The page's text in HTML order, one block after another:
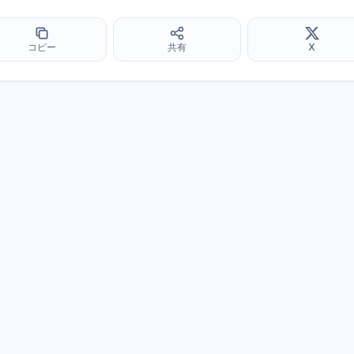
コピー 共有 X